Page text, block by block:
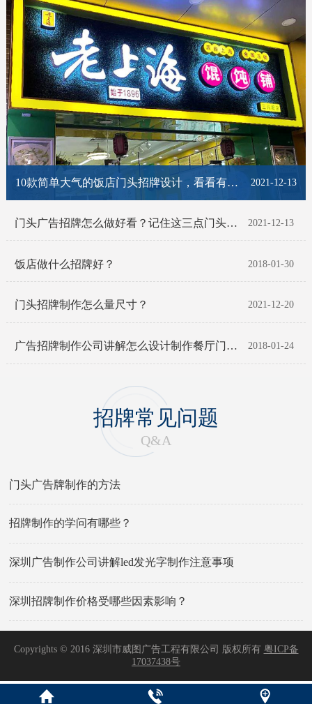
2021-12-13
10款简单大气的饭店门头招牌设计，看看有你喜欢的那一款吗？
2021-12-13
门头广告招牌怎么做好看？记住这三点门头招牌脱颖而出！
2018-01-30
饭店做什么招牌好？
2021-12-20
门头招牌制作怎么量尺寸？
2018-01-24
广告招牌制作公司讲解怎么设计制作餐厅门头招牌
招牌常见问题
Q&A
门头广告牌制作的方法
招牌制作的学问有哪些？
深圳广告制作公司讲解led发光字制作注意事项
深圳招牌制作价格受哪些因素影响？
Copyrights © 2016 深圳市威图广告工程有限公司 版权所有 粤ICP备
17037438号